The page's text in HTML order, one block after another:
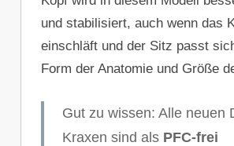
und stabilisiert, auch wenn das
einschläft und der Sitz passt
Form der Anatomie und Größe
Gut zu wissen: Alle neuen
Kraxen sind als PFC-frei